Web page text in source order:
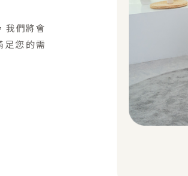
我們將會
您的需